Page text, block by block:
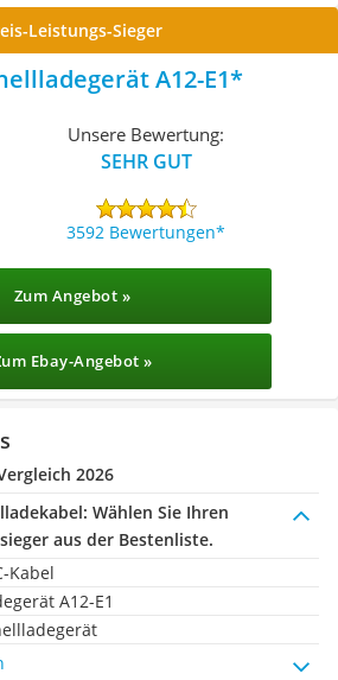
Leistungs-Sieger
A12-E1
Unsere Bewertung:
SEHR GUT
3592 Bewertungen
Zum Angebot »
Ebay-Angebot »
2026
Wählen Sie Ihren
aus der Bestenliste.
Kabel
A12-E1